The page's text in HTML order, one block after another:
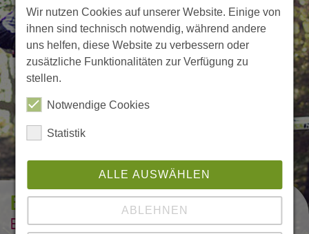
BIKEPARK BODETAL
Entspannt bergauf und schnell bergab
Wir nutzen Cookies auf unserer Website. Einige von
ihnen sind technisch notwendig, während andere
uns helfen, diese Website zu verbessern oder
zusätzliche Funktionalitäten zur Verfügung zu
stellen.
Notwendige Cookies
Statistik
ALLE AUSWÄHLEN
ABLEHNEN